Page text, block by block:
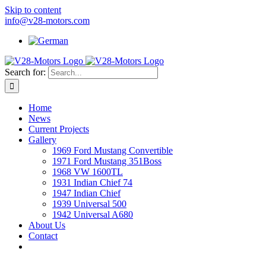
Skip to content
info@v28-motors.com
Search for:
Home
News
Current Projects
Gallery
1969 Ford Mustang Convertible
1971 Ford Mustang 351Boss
1968 VW 1600TL
1931 Indian Chief 74
1947 Indian Chief
1939 Universal 500
1942 Universal A680
About Us
Contact